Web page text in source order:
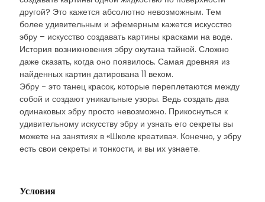
другой? Это кажется абсолютно невозможным. Тем
более удивительным и эфемерным кажется искусство
эбру – искусство создавать картины красками на воде.
История возникновения эбру окутана тайной. Сложно
даже сказать, когда оно появилось. Самая древняя из
найденных картин датирована 11 веком.
Эбру - это танец красок, которые переплетаются между
собой и создают уникальные узоры. Ведь создать два
одинаковых эбру просто невозможно. Прикоснуться к
удивительному искусству эбру и узнать его секреты вы
можете на занятиях в «Школе креатива». Конечно, у эбру
есть свои секреты и тонкости, и вы их узнаете.
Условия